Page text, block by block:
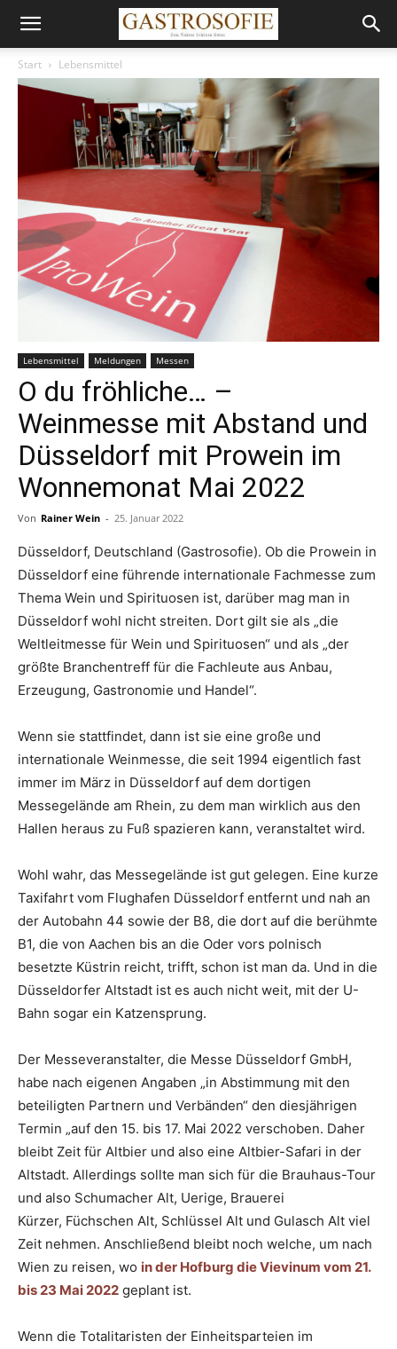
Start Lebensmittel
Lebensmittel Meldungen Messen
O du fröhliche… –
Weinmesse mit Abstand und
Düsseldorf mit Prowein im
Wonnemonat Mai 2022
Von Rainer Wein - 25. Januar 2022
Düsseldorf, Deutschland (Gastrosofie). Ob die Prowein in
Düsseldorf eine führende internationale Fachmesse zum
Thema Wein und Spirituosen ist, darüber mag man in
Düsseldorf wohl nicht streiten. Dort gilt sie als „die
Weltleitmesse für Wein und Spirituosen“ und als „der
größte Branchentreff für die Fachleute aus Anbau,
Erzeugung, Gastronomie und Handel“.
Wenn sie stattfindet, dann ist sie eine große und
internationale Weinmesse, die seit 1994 eigentlich fast
immer im März in Düsseldorf auf dem dortigen
Messegelände am Rhein, zu dem man wirklich aus den
Hallen heraus zu Fuß spazieren kann, veranstaltet wird.
Wohl wahr, das Messegelände ist gut gelegen. Eine kurze
Taxifahrt vom Flughafen Düsseldorf entfernt und nah an
der Autobahn 44 sowie der B8, die dort auf die berühmte
B1, die von Aachen bis an die Oder vors polnisch
besetzte Küstrin reicht, trifft, schon ist man da. Und in die
Düsseldorfer Altstadt ist es auch nicht weit, mit der U-
Bahn sogar ein Katzensprung.
Der Messeveranstalter, die Messe Düsseldorf GmbH,
habe nach eigenen Angaben „in Abstimmung mit den
beteiligten Partnern und Verbänden“ den diesjährigen
Termin „auf den 15. bis 17. Mai 2022 verschoben. Daher
bleibt Zeit für Altbier und also eine Altbier-Safari in der
Altstadt. Allerdings sollte man sich für die Brauhaus-Tour
und also Schumacher Alt, Uerige, Brauerei
Kürzer, Füchschen Alt, Schlüssel Alt und Gulasch Alt viel
Zeit nehmen. Anschließend bleibt noch welche, um nach
Wien zu reisen, wo in der Hofburg die Vievinum vom 21.
bis 23 Mai 2022 geplant ist.
Wenn die Totalitaristen der Einheitsparteien im